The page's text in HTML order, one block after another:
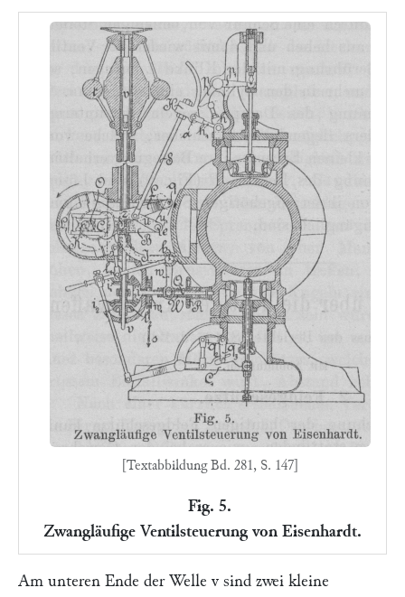
[Textabbildung Bd. 281, S. 147]
Fig. 5.
Zwangläufige Ventilsteuerung von Eisenhardt.
Am unteren Ende der Welle v sind zwei kleine